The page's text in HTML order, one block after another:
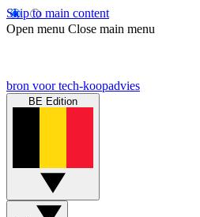
Skip to main content
Open menu Close main menu
bron voor tech-koopadvies
BE Edition